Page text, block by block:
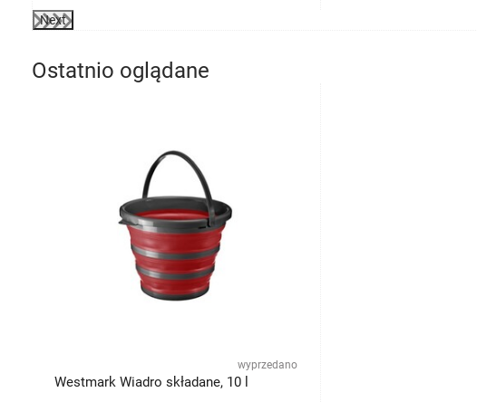
Next
Ostatnio oglądane
wyprzedano
Westmark Wiadro składane, 10 l